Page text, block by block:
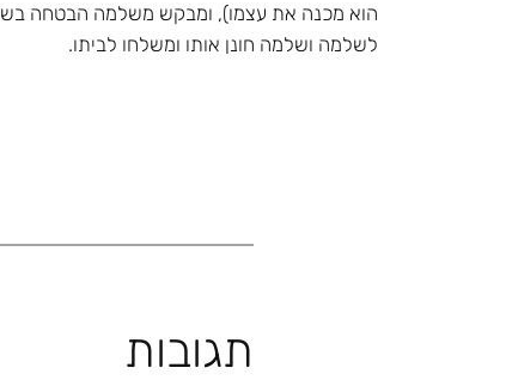
הוא מכנה את עצמו), ומבקש משלמה הבטחה
לשלמה ושלמה חונן אותו ומשלחו לביתו.
תגובות